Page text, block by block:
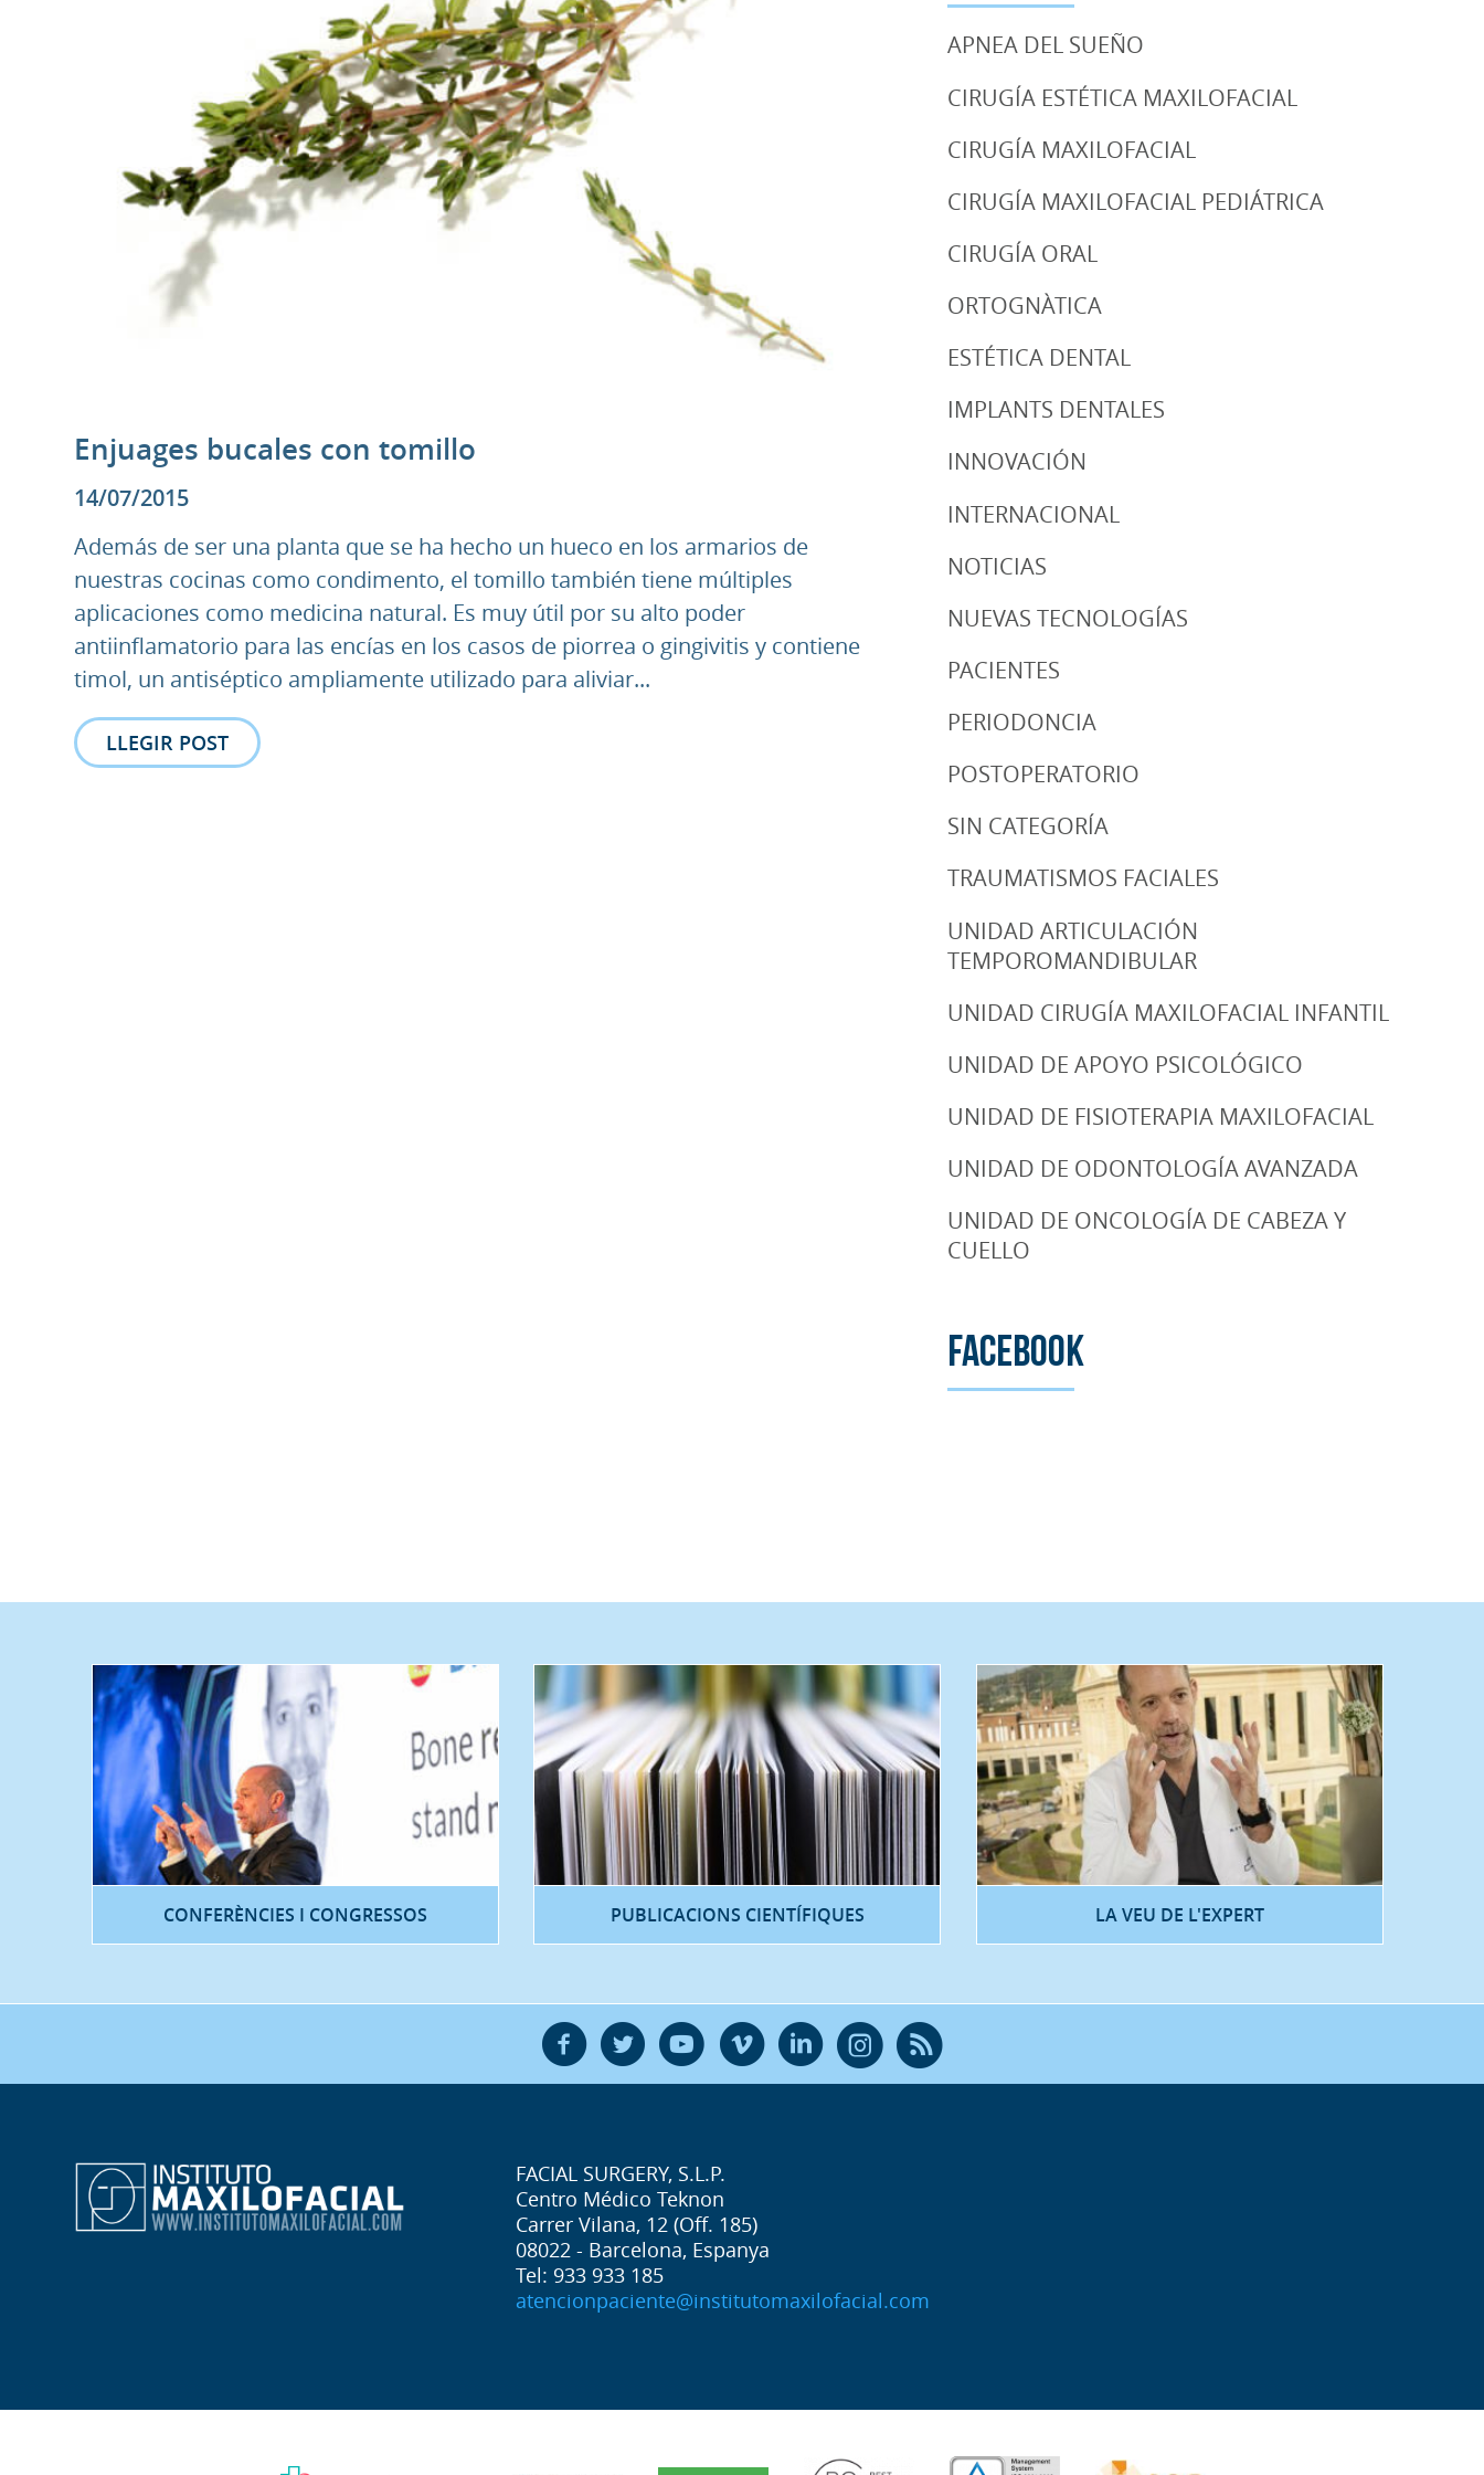
Enjuages bucales con tomillo
14/07/2015
Además de ser una planta que se ha hecho un hueco en los armarios de
nuestras cocinas como condimento, el tomillo también tiene múltiples
aplicaciones como medicina natural. Es muy útil por su alto poder
antiinflamatorio para las encías en los casos de piorrea o gingivitis y contiene
timol, un antiséptico ampliamente utilizado para aliviar...
LLEGIR POST
APNEA DEL SUEÑO
CIRUGÍA ESTÉTICA MAXILOFACIAL
CIRUGÍA MAXILOFACIAL
CIRUGÍA MAXILOFACIAL PEDIÁTRICA
CIRUGÍA ORAL
ORTOGNÀTICA
ESTÉTICA DENTAL
IMPLANTS DENTALES
INNOVACIÓN
INTERNACIONAL
NOTICIAS
NUEVAS TECNOLOGÍAS
PACIENTES
PERIODONCIA
POSTOPERATORIO
SIN CATEGORÍA
TRAUMATISMOS FACIALES
UNIDAD ARTICULACIÓN
TEMPOROMANDIBULAR
UNIDAD CIRUGÍA MAXILOFACIAL INFANTIL
UNIDAD DE APOYO PSICOLÓGICO
UNIDAD DE FISIOTERAPIA MAXILOFACIAL
UNIDAD DE ODONTOLOGÍA AVANZADA
UNIDAD DE ONCOLOGÍA DE CABEZA Y
CUELLO
Facebook
CONFERÈNCIES I CONGRESSOS PUBLICACIONS CIENTÍFIQUES LA VEU DE L'EXPERT
F T Y V L Ñ R
FACIAL SURGERY, S.L.P.
Centro Médico Teknon
Carrer Vilana, 12 (Off. 185)
08022 - Barcelona, Espanya
Tel: 933 933 185
atencionpaciente@institutomaxilofacial.com